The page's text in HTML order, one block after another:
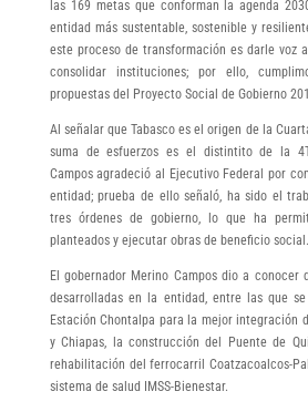
las 169 metas que conforman la agenda
entidad más sustentable, sostenible y
este proceso de transformación es darle voz
consolidar instituciones; por ello,
propuestas del Proyecto Social de Gobierno
Al señalar que Tabasco es el origen de la
suma de esfuerzos es el distintito de la
Campos agradeció al Ejecutivo Federal por
entidad; prueba de ello señaló, ha sido el
tres órdenes de gobierno, lo que ha
planteados y ejecutar obras de beneficio social.
El gobernador Merino Campos dio a conocer
desarrolladas en la entidad, entre las que
Estación Chontalpa para la mejor integración
y Chiapas, la construcción del Puente de
rehabilitación del ferrocarril Coatzacoalcos-
sistema de salud IMSS-Bienestar.